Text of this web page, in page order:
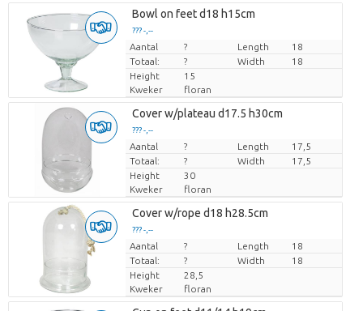
Bowl on feet d18 h15cm
??? -,--
Prijs per stuk
Aantal ? Length
18
Totaal:
? Width
18
Height
15
Kweker
floran
Cover w/plateau d17.5 h30cm
??? -,--
Prijs per stuk
Aantal ? Length
17,5
Totaal:
? Width
17,5
Height
30
Kweker
floran
Cover w/rope d18 h28.5cm
??? -,--
Prijs per stuk
Aantal ? Length
18
Totaal:
? Width
18
Height
28,5
Kweker
floran